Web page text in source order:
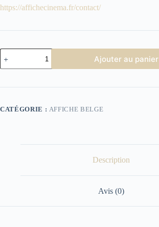
https://affichecinema.fr/contact/
quantité
de
Affiche
les
Ajouter au panier
CATÉGORIE : AFFICHE BELGE
Description
Avis (0)